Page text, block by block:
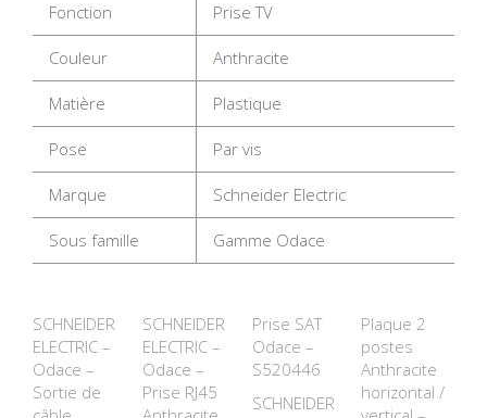
Fonction Prise TV
Couleur Anthracite
Matière Plastique
Pose Par vis
Marque Schneider Electric
Sous famille Gamme Odace
SCHNEIDER
ELECTRIC –
Odace –
Sortie de
SCHNEIDER
ELECTRIC –
Odace –
Prise RJ45
Prise SAT
Odace –
S520446
SCHNEIDER
Plaque 2
postes
Anthracite
horizontal /